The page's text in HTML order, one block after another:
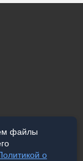
файлы
о